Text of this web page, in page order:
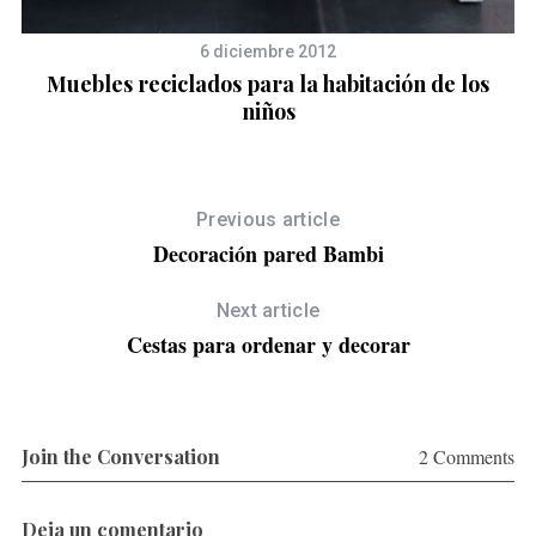
6 diciembre 2012
Muebles reciclados para la habitación de los
niños
Previous article
Decoración pared Bambi
Next article
Cestas para ordenar y decorar
Join the Conversation 2 Comments
Deja un comentario
e